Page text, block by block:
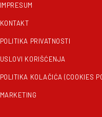
IMPRESUM
KONTAKT
POLITIKA PRIVATNOSTI
USLOVI KORIŠĆENJA
POLITIKA KOLAČIĆA (COOKIES
MARKETING